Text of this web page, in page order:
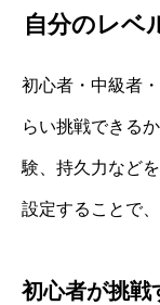
自分のレベ
初心者・中級者
らい挑戦できる
験、持久力など
設定することで
初心者が挑戦